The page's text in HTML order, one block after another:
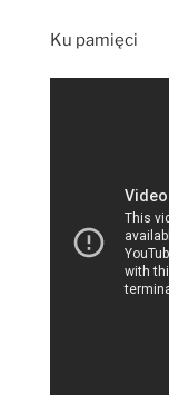
Ku pamięci